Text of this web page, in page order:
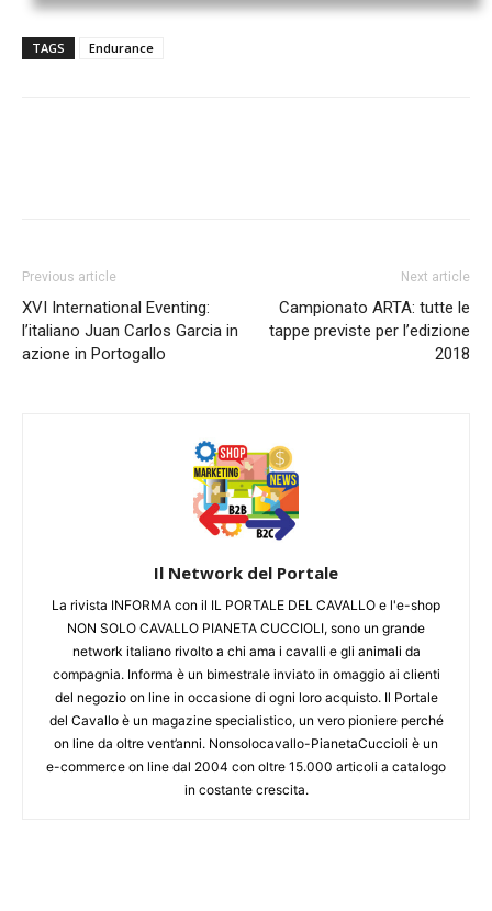
TAGS Endurance
Previous article
XVI International Eventing:
l’italiano Juan Carlos Garcia in
azione in Portogallo
Next article
Campionato ARTA: tutte le
tappe previste per l’edizione
2018
Il Network del Portale
La rivista INFORMA con il IL PORTALE DEL CAVALLO e l'e-shop
NON SOLO CAVALLO PIANETA CUCCIOLI, sono un grande
network italiano rivolto a chi ama i cavalli e gli animali da
compagnia. Informa è un bimestrale inviato in omaggio ai clienti
del negozio on line in occasione di ogni loro acquisto. Il Portale
del Cavallo è un magazine specialistico, un vero pioniere perché
on line da oltre vent’anni. Nonsolocavallo-PianetaCuccioli è un
e-commerce on line dal 2004 con oltre 15.000 articoli a catalogo
in costante crescita.